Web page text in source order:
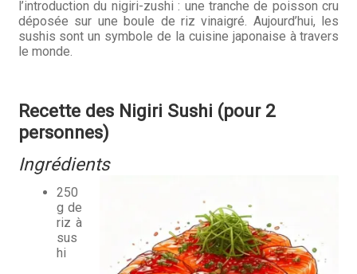
Ma sélection
Mon Compte
Partenaires
Plan du site
Politique de confidentialité
Politique en matière de remboursements et de retours
l’introduction du nigiri-zushi : une tranche de poisson cru
déposée sur une boule de riz vinaigré. Aujourd’hui, les
sushis sont un symbole de la cuisine japonaise à travers
le monde.
Recette des Nigiri Sushi (pour 2
personnes)
Ingrédients
250
g de
riz à
sus
hi